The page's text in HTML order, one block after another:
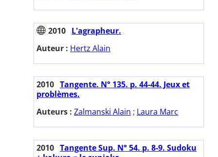
2010 L'agrapheur.
Auteur : Hertz Alain
2010 Tangente. N° 135. p. 44-44. Jeux et
problèmes.
Auteurs : Zalmanski Alain ; Laura Marc
2010 Tangente Sup. N° 54. p. 8-9. Sudoku